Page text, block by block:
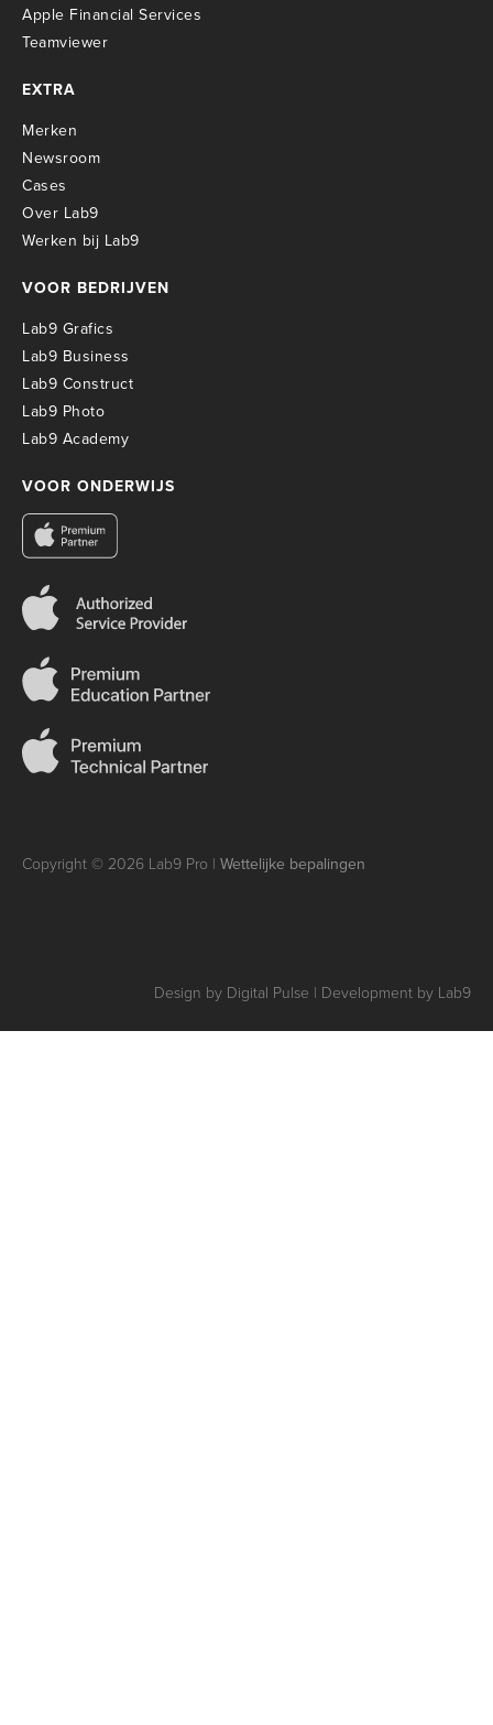
Apple Financial Services
Teamviewer
EXTRA
Merken
Newsroom
Cases
Over Lab9
Werken bij Lab9
VOOR BEDRIJVEN
Lab9 Grafics
Lab9 Business
Lab9 Construct
Lab9 Photo
Lab9 Academy
VOOR ONDERWIJS
Copyright © 2026 Lab9 Pro | Wettelijke bepalingen
Design by Digital Pulse | Development by Lab9